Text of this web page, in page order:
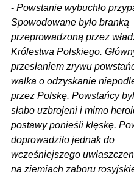
- Powstanie wybuchło
Spowodowane było branką
przeprowadzoną przez
Królestwa Polskiego.
przesłaniem zrywu
walka o odzyskanie
przez Polskę. Powstańcy
słabo uzbrojeni i mimo
postawy ponieśli klęskę.
doprowadziło jednak do
wcześniejszego
na ziemiach zaboru